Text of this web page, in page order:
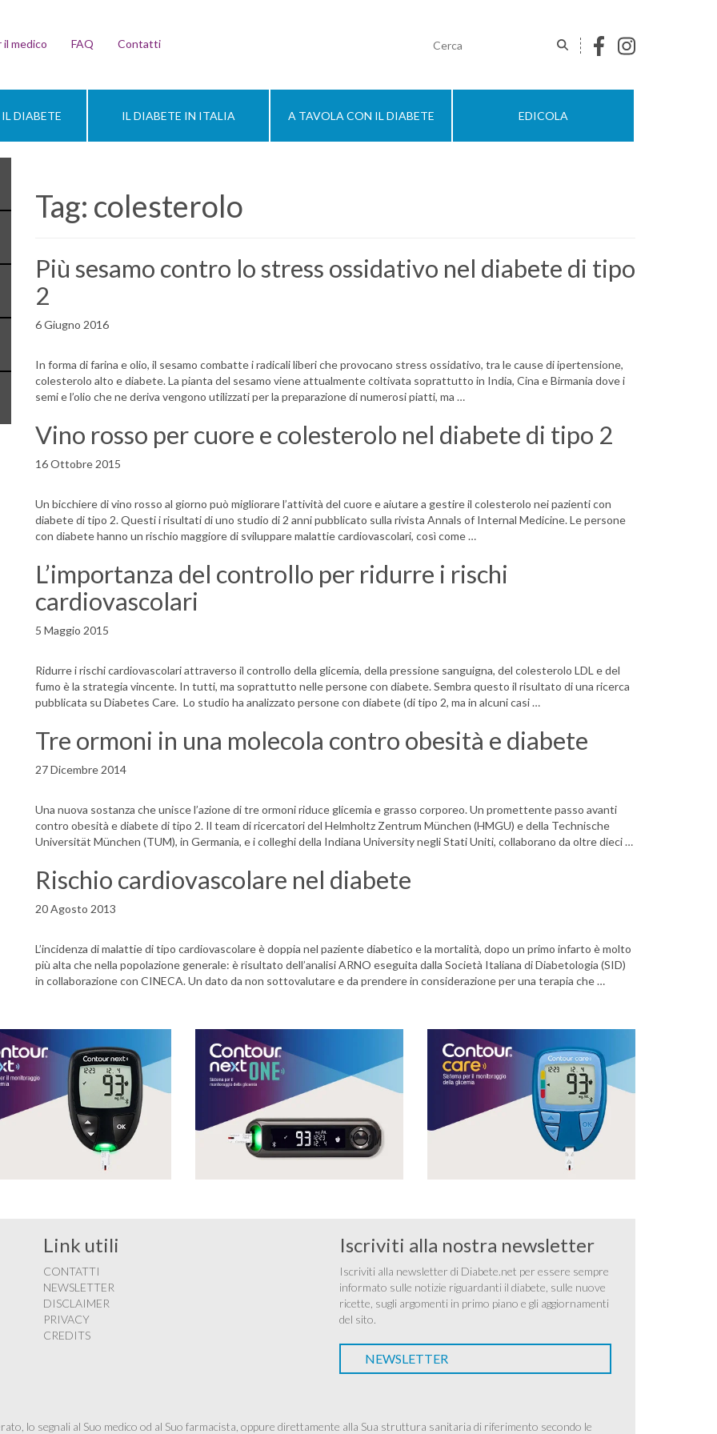
il medico FAQ Contatti
DIABETE IL DIABETE IN ITALIA A TAVOLA CON IL DIABETE EDICOLA
Tag: colesterolo
Più sesamo contro lo stress ossidativo nel diabete di tipo
2
6 Giugno 2016
In forma di farina e olio, il sesamo combatte i radicali liberi che provocano stress ossidativo, tra le cause di ipertensione,
colesterolo alto e diabete. La pianta del sesamo viene attualmente coltivata soprattutto in India, Cina e Birmania dove i
semi e l’olio che ne deriva vengono utilizzati per la preparazione di numerosi piatti, ma …
Vino rosso per cuore e colesterolo nel diabete di tipo 2
16 Ottobre 2015
Un bicchiere di vino rosso al giorno può migliorare l’attività del cuore e aiutare a gestire il colesterolo nei pazienti con
diabete di tipo 2. Questi i risultati di uno studio di 2 anni pubblicato sulla rivista Annals of Internal Medicine. Le persone
con diabete hanno un rischio maggiore di sviluppare malattie cardiovascolari, così come …
L’importanza del controllo per ridurre i rischi
cardiovascolari
5 Maggio 2015
Ridurre i rischi cardiovascolari attraverso il controllo della glicemia, della pressione sanguigna, del colesterolo LDL e del
fumo è la strategia vincente. In tutti, ma soprattutto nelle persone con diabete. Sembra questo il risultato di una ricerca
pubblicata su Diabetes Care. Lo studio ha analizzato persone con diabete (di tipo 2, ma in alcuni casi …
Tre ormoni in una molecola contro obesità e diabete
27 Dicembre 2014
Una nuova sostanza che unisce l’azione di tre ormoni riduce glicemia e grasso corporeo. Un promettente passo avanti
contro obesità e diabete di tipo 2. Il team di ricercatori del Helmholtz Zentrum München (HMGU) e della Technische
Universität München (TUM), in Germania, e i colleghi della Indiana University negli Stati Uniti, collaborano da oltre dieci …
Rischio cardiovascolare nel diabete
20 Agosto 2013
L’incidenza di malattie di tipo cardiovascolare è doppia nel paziente diabetico e la mortalità, dopo un primo infarto è molto
più alta che nella popolazione generale: è risultato dell’analisi ARNO eseguita dalla Società Italiana di Diabetologia (SID)
in collaborazione con CINECA. Un dato da non sottovalutare e da prendere in considerazione per una terapia che …
Link utili
CONTATTI
NEWSLETTER
DISCLAIMER
PRIVACY
CREDITS
Iscriviti alla nostra newsletter
Iscriviti alla newsletter di Diabete.net per essere sempre
informato sulle notizie riguardanti il diabete, sulle nuove
ricette, sugli argomenti in primo piano e gli aggiornamenti
del sito.
NEWSLETTER
lo segnali al Suo medico od al Suo farmacista, oppure direttamente alla Sua struttura sanitaria di riferimento secondo le